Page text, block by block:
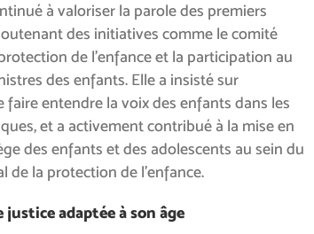
à valoriser la parole des premiers
des initiatives comme le comité
de l’enfance et la participation au
des enfants. Elle a insisté sur
faire entendre la voix des enfants dans les
et a activement contribué à la mise en
des enfants et des adolescents au sein du
de la protection de l’enfance.
justice adaptée à son âge